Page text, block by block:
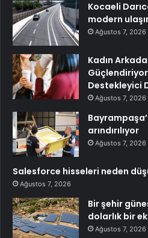
Kocaeli
modern
Ağustos 7, 2026
Kadın
Destekleyici
Ağustos 7, 2026
arındırılıyor
Ağustos 7, 2026
Salesforce hisseleri neden
Ağustos 7, 2026
Bir şehir
dolarlık bir
Ağustos 7, 2026